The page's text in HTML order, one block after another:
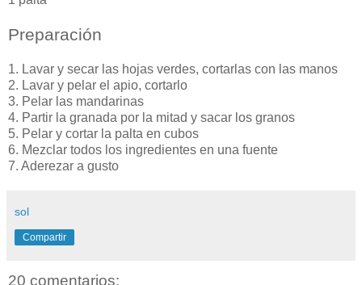
Preparación
1. Lavar y secar las hojas verdes, cortarlas con las manos
2. Lavar y pelar el apio, cortarlo
3. Pelar las mandarinas
4. Partir la granada por la mitad y sacar los granos
5. Pelar y cortar la palta en cubos
6. Mezclar todos los ingredientes en una fuente
7. Aderezar a gusto
sol
Compartir
20 comentarios: